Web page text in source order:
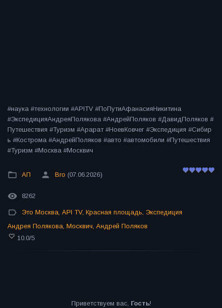
#наука #технологии #APITV #ПоПутиАфанасияНикитина
#ЭкспедицияАндреяПолякова #АндрейПоляков #ДавидПоляков #
Путешествия #Туризм #Арарат #НоевКовчег #Экспедиция #Сибир
ь #Кострома #АндрейПоляков #авто #автомобили #Путешествия
#Туризм #Москва #Москвич
АП Bro (07.06.2026)
8262
Это Москва, API TV, Красная площадь, Экспедиция
Андрея Полякова, Москвич, Андрей Поляков
10.0/5
Приветствуем вас, Гость!